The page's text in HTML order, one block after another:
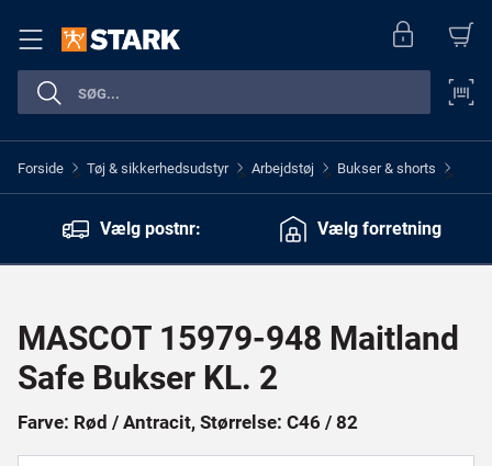
Forside > Tøj & sikkerhedsudstyr > Arbejdstøj > Bukser & shorts >
Vælg postnr: Vælg forretning
MASCOT 15979-948 Maitland
Safe Bukser KL. 2
Farve: Rød / Antracit, Størrelse: C46 / 82